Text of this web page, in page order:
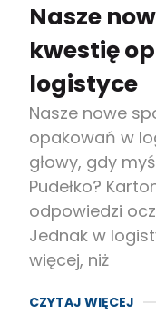
Nasze
kwestię
logistyce
Nasze nowe
opakowań w
głowy, gdy
Pudełko?
odpowiedzi
Jednak w
więcej, niż
CZYTAJ WIĘCEJ